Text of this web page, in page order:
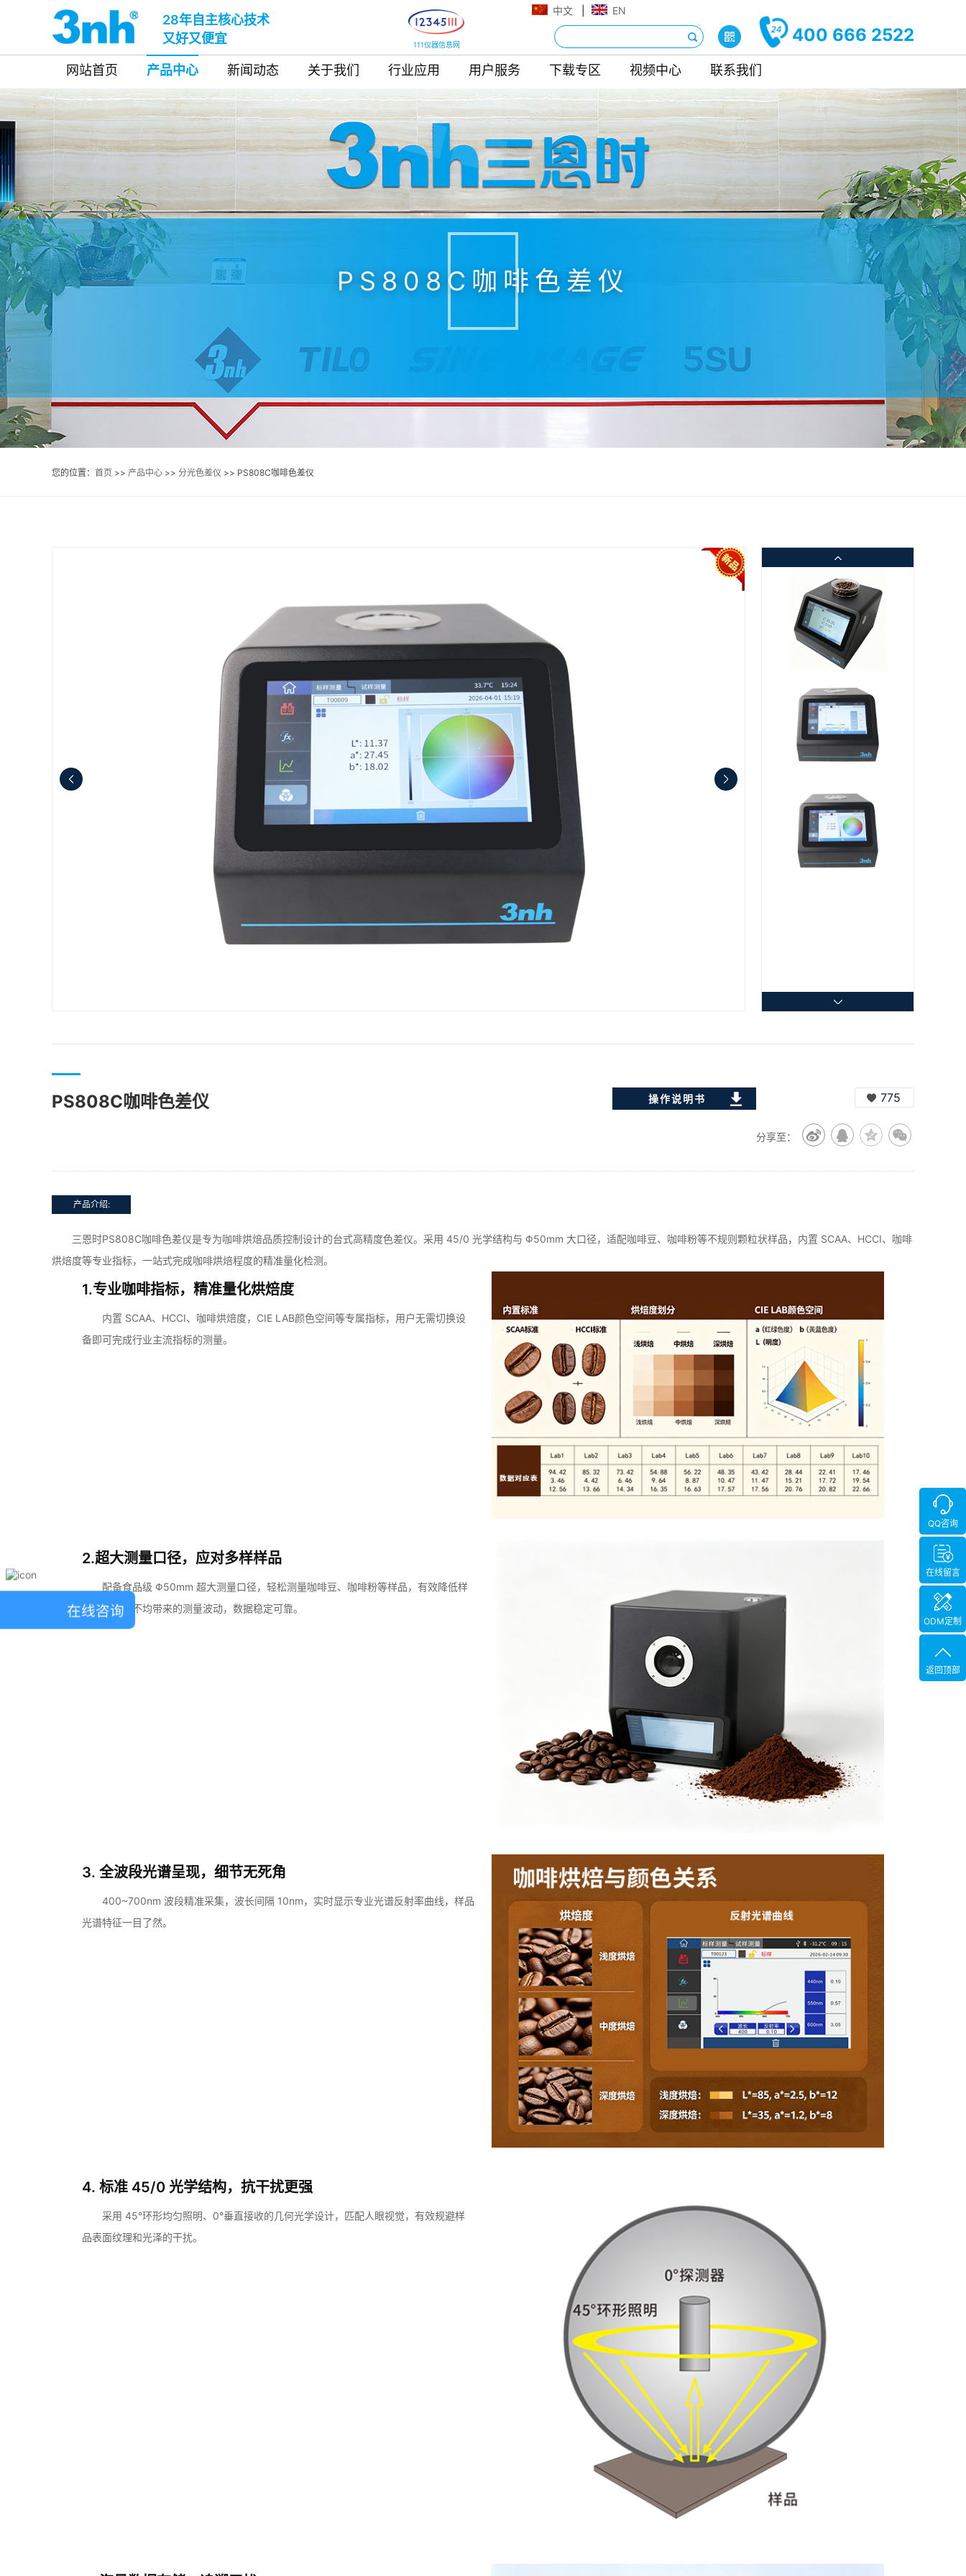
28年自主核心技术
又好又便宜
中文 EN
111仪器信息网 400 666 2522
网站首页 产品中心 新闻动态 关于我们 行业应用 用户服务 下载专区 视频中心 联系我们
PS808C咖啡色差仪
您的位置： 首页 >> 产品中心 >> 分光色差仪 >> PS808C咖啡色差仪
PS808C咖啡色差仪 操作说明书 775
分享至：
产品介绍:
三恩时PS808C咖啡色差仪是专为咖啡烘焙品质控制设计的台式高精度色差仪。采用 45/0 光学结构与 Φ50mm 大口径，适配咖啡豆、咖啡粉等不规则颗粒状样品，内置 SCAA、HCCI、咖啡
烘焙度等专业指标，一站式完成咖啡烘焙程度的精准量化检测。
1.专业咖啡指标，精准量化烘焙度
内置 SCAA、HCCI、咖啡烘焙度，CIE LAB颜色空间等专属指标，用户无需切换设
备即可完成行业主流指标的测量。
2.超大测量口径，应对多样样品
配备食品级 Φ50mm 超大测量口径，轻松测量咖啡豆、咖啡粉等样品，有效降低样
品颗粒分布不均带来的测量波动，数据稳定可靠。
3. 全波段光谱呈现，细节无死角
400~700nm 波段精准采集，波长间隔 10nm，实时显示专业光谱反射率曲线，样品
光谱特征一目了然。
4. 标准 45/0 光学结构，抗干扰更强
采用 45°环形均匀照明、0°垂直接收的几何光学设计，匹配人眼视觉，有效规避样
品表面纹理和光泽的干扰。
QQ咨询
在线留言
ODM定制
返回顶部
在线咨询